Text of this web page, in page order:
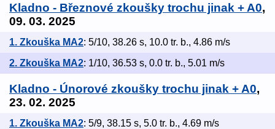
Kladno - Březnové zkoušky trochu jinak + A0,
09. 03. 2025
1. Zkouška MA2: 5/10, 38.26 s, 10.0 tr. b., 4.86 m/s
2. Zkouška MA2: 1/10, 36.53 s, 0.0 tr. b., 5.01 m/s
Kladno - Únorové zkoušky trochu jinak + A0,
23. 02. 2025
1. Zkouška MA2: 5/9, 38.15 s, 5.0 tr. b., 4.69 m/s